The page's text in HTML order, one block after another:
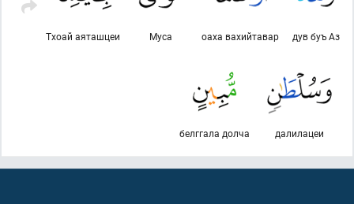
дув буъ Аз
оаха вахийтавар
Муса
Тхоай аяташцеи
далилацеи
белггала долча